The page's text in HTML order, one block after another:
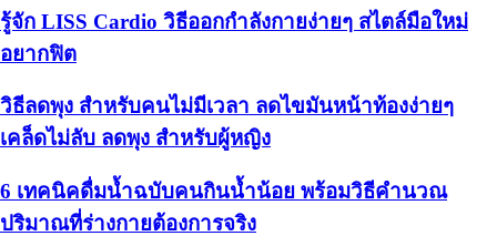
รู้จัก LISS Cardio วิธีออกกำลังกายง่ายๆ สไตล์มือใหม่
อยากฟิต
วิธีลดพุง สําหรับคนไม่มีเวลา ลดไขมันหน้าท้องง่ายๆ
เคล็ดไม่ลับ ลดพุง สำหรับผู้หญิง
6 เทคนิคดื่มน้ำฉบับคนกินน้ำน้อย พร้อมวิธีคำนวณ
ปริมาณที่ร่างกายต้องการจริง